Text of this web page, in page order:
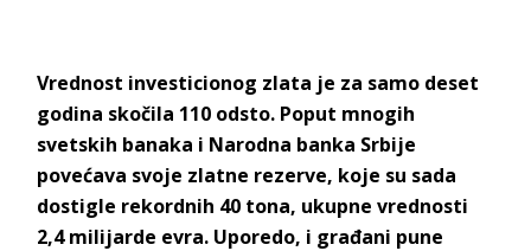
Vrednost investicionog zlata je za samo deset
godina skočila 110 odsto. Poput mnogih
svetskih banaka i Narodna banka Srbije
povećava svoje zlatne rezerve, koje su sada
dostigle rekordnih 40 tona, ukupne vrednosti
2,4 milijarde evra. Uporedo, i građani pune